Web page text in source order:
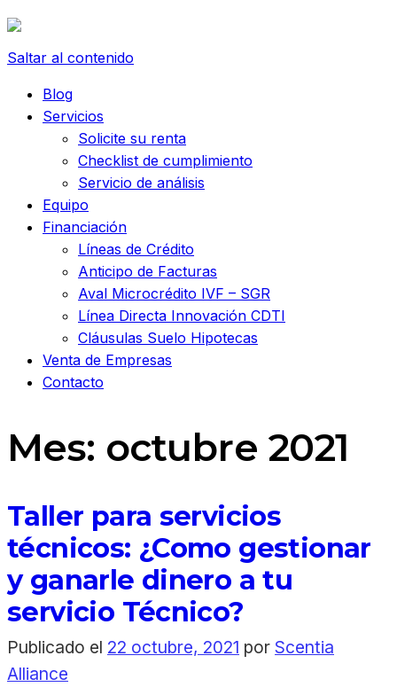
Saltar al contenido
Blog
Servicios
Solicite su renta
Checklist de cumplimiento
Servicio de análisis
Equipo
Financiación
Líneas de Crédito
Anticipo de Facturas
Aval Microcrédito IVF – SGR
Línea Directa Innovación CDTI
Cláusulas Suelo Hipotecas
Venta de Empresas
Contacto
Mes: octubre 2021
Taller para servicios
técnicos: ¿Como gestionar
y ganarle dinero a tu
servicio Técnico?
Publicado el 22 octubre, 2021 por Scentia
Alliance